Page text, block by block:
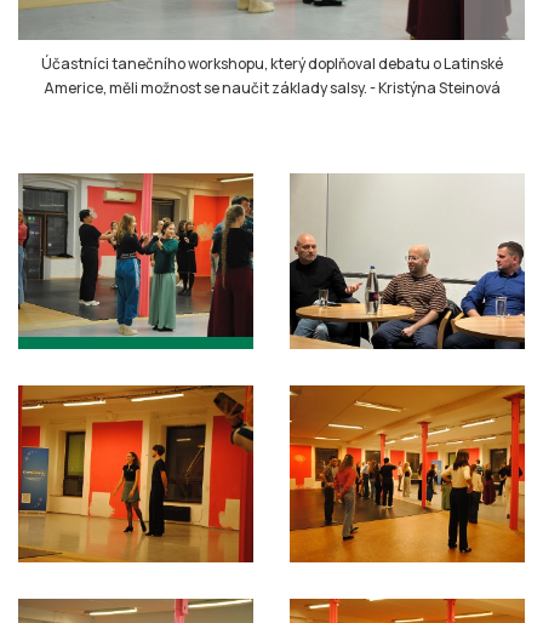
Účastníci tanečního workshopu, který doplňoval debatu o Latinské
Americe, měli možnost se naučit základy salsy.-Kristýna Steinová